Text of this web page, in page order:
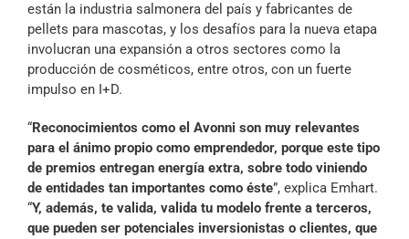
están la industria salmonera del país y fabricantes de
pellets para mascotas, y los desafíos para la nueva etapa
involucran una expansión a otros sectores como la
producción de cosméticos, entre otros, con un fuerte
impulso en I+D.
“Reconocimientos como el Avonni son muy relevantes
para el ánimo propio como emprendedor, porque este tipo
de premios entregan energía extra, sobre todo viniendo
de entidades tan importantes como éste”, explica Emhart.
“Y, además, te valida, valida tu modelo frente a terceros,
que pueden ser potenciales inversionistas o clientes, que